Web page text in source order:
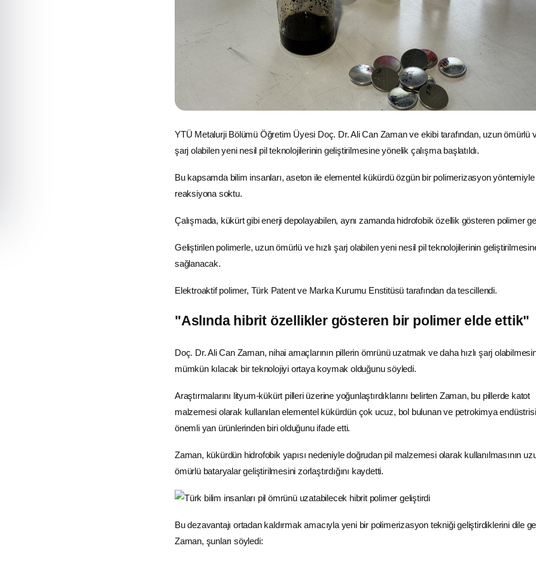
YTÜ Metalurji Bölümü Öğretim Üyesi Doç. Dr. Ali Can Zaman ve ekibi tarafından, uzun ömürlü
şarj olabilen yeni nesil pil teknolojilerinin geliştirilmesine yönelik çalışma başlatıldı.
Bu kapsamda bilim insanları, aseton ile elementel kükürdü özgün bir polimerizasyon yöntemiyle
reaksiyona soktu.
Çalışmada, kükürt gibienerji depolayabilen, aynı zamanda hidrofobik özellik gösteren polimer
Geliştirilen polimerle, uzun ömürlü ve hızlı şarj olabilen yeni nesil pil teknolojilerinin
sağlanacak.
Elektroaktif polimer, Türk Patentve Marka Kurumu Enstitüsü tarafından da tescillendi.
"Aslında hibrit özellikler gösteren bir polimer elde ettik"
Doç. Dr. Ali Can Zaman, nihai amaçlarının pillerin ömrünü uzatmak ve daha hızlı şarj
mümkün kılacak bir teknolojiyi ortaya koymak olduğunu söyledi.
Araştırmalarını lityum-kükürt pilleri üzerine yoğunlaştırdıklarını belirten Zaman, bu pillerde katot
malzemesi olarak kullanılan elementel kükürdün çok ucuz, bol bulunan ve petrokimya
önemli yan ürünlerinden biri olduğunu ifade etti.
Zaman, kükürdün hidrofobik yapısı nedeniyle doğrudan pil malzemesi olarak kullanılmasının
ömürlü bataryalar geliştirilmesini zorlaştırdığını kaydetti.
Bu dezavantajı ortadan kaldırmak amacıyla yeni bir polimerizasyon tekniği geliştirdiklerini dile
Zaman, şunları söyledi: